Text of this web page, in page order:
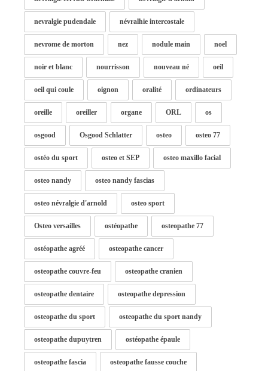
nevralgie pudendale névralhie intercostale
nevrome de morton nez nodule main noel
noir et blanc nourrisson nouveau né oeil
oeil qui coule oignon oralité ordinateurs
oreille oreiller organe ORL os
osgood Osgood Schlatter osteo osteo 77
ostéo du sport osteo et SEP osteo maxillo facial
osteo nandy osteo nandy fascias
osteo névralgie d'arnold osteo sport
Osteo versailles ostéopathe osteopathe 77
ostéopathe agréé osteopathe cancer
osteopathe couvre-feu osteopathe cranien
osteopathe dentaire osteopathe depression
osteopathe du sport osteopathe du sport nandy
osteopathe dupuytren ostéopathe épaule
osteopathe fascia osteopathe fausse couche